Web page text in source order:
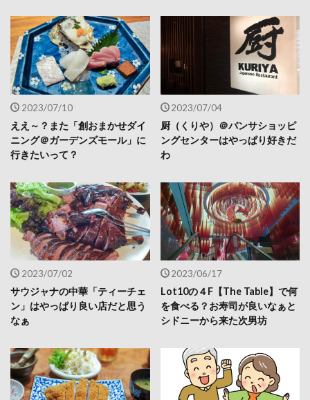
2023/07/10
ええ～？また「創おまかせダイ
ニング＠ガーデンズモール」に
行きたいって？
2023/07/04
厨（くりや）＠バンサショッピ
ングセンターはやっぱり好きだ
わ
2023/07/02
サウジャナの中華「ティーチェ
ン」はやっぱり良い店だと思う
なぁ
2023/06/17
Lot10の４F【The Table】で何
を食べる？お寿司が良いなぁと
シドニーから来た次男坊